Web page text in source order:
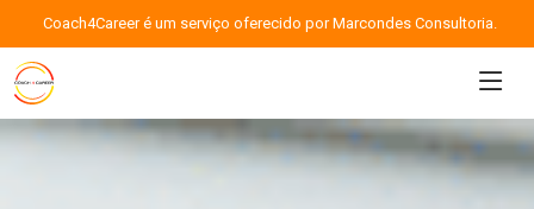
Coach4Career é um serviço oferecido por Marcondes Consultoria.